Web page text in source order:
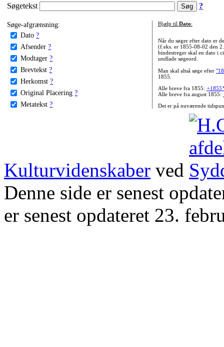
Søgetekst ?
Søge-afgrænsning:
Dato ?
Afsender ?
Modtager ?
Brevtekst ?
Herkomst ?
Original Placering ?
Metatekst ?
Hjælp til Dato:
Når du søger efter dato er
(f.eks. er 1855-08-02 den
bindestreger skal en dato i
undlade søgeord.
Man skal altså søge efter
1855.
Alle breve fra 1855:
Alle breve fra august 1855:
Det er på nuværende
Kulturvidenskaber ved
Denne side er senest
er senest opdateret 23.